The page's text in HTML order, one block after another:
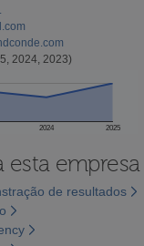
2024, 2023)
2024 2025
esta empresa
de resultados